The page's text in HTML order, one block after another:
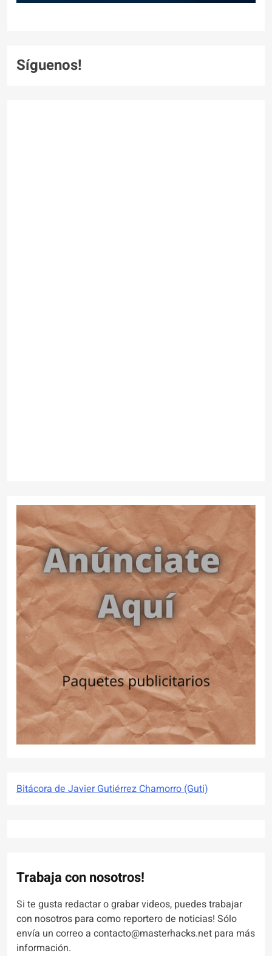
Síguenos!
Bitácora de Javier Gutiérrez Chamorro (Guti)
Trabaja con nosotros!
Si te gusta redactar o grabar videos, puedes trabajar
con nosotros para como reportero de noticias! Sólo
envía un correo a contacto@masterhacks.net para más
información.